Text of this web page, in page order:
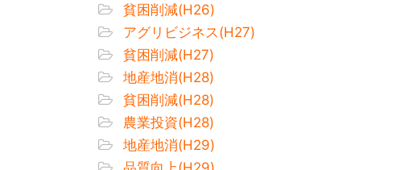
貧困削減(H26)
アグリビジネス(H27)
貧困削減(H27)
地産地消(H28)
貧困削減(H28)
農業投資(H28)
地産地消(H29)